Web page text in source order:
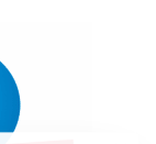
ihnen sind
und Ihre